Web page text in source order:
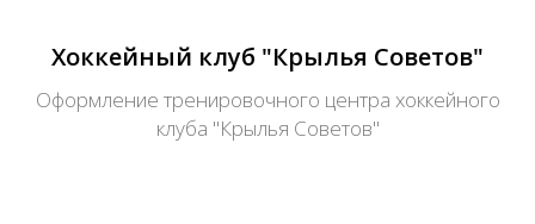
Хоккейный клуб "Крылья Советов"
Оформление тренировочного центра хоккейного
клуба "Крылья Советов"